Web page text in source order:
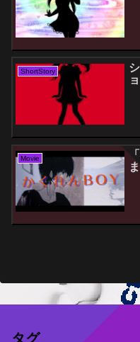
ShortStory
Movie
タグ